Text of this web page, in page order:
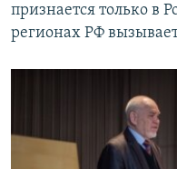
признается только в
регионах РФ